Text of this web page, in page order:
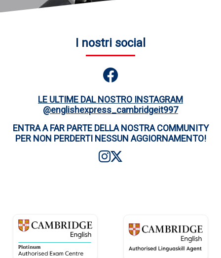
I nostri social
LE ULTIME DAL NOSTRO INSTAGRAM
@englishexpress_cambridgeit997
ENTRA A FAR PARTE DELLA NOSTRA COMMUNITY
PER NON PERDERTI NESSUN AGGIORNAMENTO!